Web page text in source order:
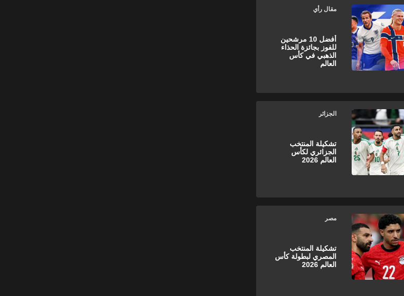
مقال رأي
أفضل 10 مرشحين
للفوز بجائزة الحذاء
الذهبي في كأس
العالم
الجزائر
تشكيلة المنتخب
الجزائري لكأس
العالم 2026
مصر
تشكيلة المنتخب
المصري لبطولة كأس
العالم 2026